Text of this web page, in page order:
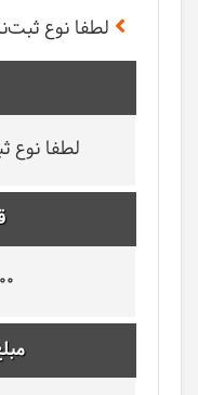
لطفا نوع
لطفا نوع